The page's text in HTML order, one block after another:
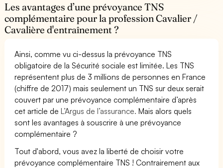
Les avantages d’une prévoyance TNS
complémentaire pour la profession Cavalier /
Cavalière d'entraînement ?
Ainsi, comme vu ci-dessus la prévoyance TNS
obligatoire de la Sécurité sociale est limitée. Les TNS
représentent plus de 3 millions de personnes en France
(chiffre de 2017) mais seulement un TNS sur deux serait
couvert par une prévoyance complémentaire d’après
cet article deL’Argus de l’assurance. Mais alors quels
sont les avantages à souscrire à une prévoyance
complémentaire ?
Tout d'abord, vous avez la liberté de choisir votre
prévoyance complémentaire TNS ! Contrairement aux